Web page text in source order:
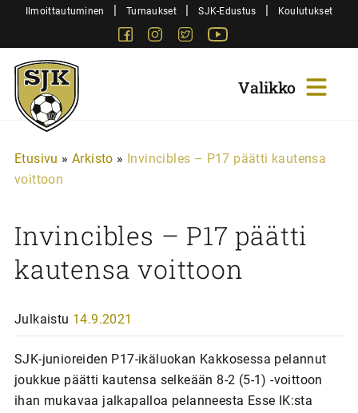
SiirryIlmoittautuminen | Turnaukset | SJK-Edustus | Koulutukset
FacebookInstagram
Twitter
Sjk-
Juniorit
Etusivu » Arkisto » Invincibles – P17 päätti kautensa
voittoon
Invincibles – P17 päätti
kautensa voittoon
Julkaistu 14.9.2021
SJK-junioreiden P17-ikäluokan Kakkosessa pelannut
joukkue päätti kautensa selkeään 8-2 (5-1) -voittoon
ihan mukavaa jalkapalloa pelanneesta Esse IK:sta